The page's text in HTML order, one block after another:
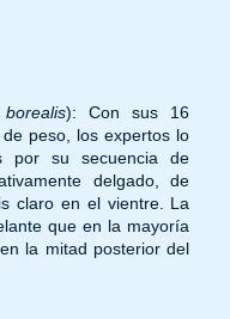
): Con sus 16
peso, los expertos lo
por su secuencia de
delgado, de
claro en el vientre. La
que en la mayoría
la mitad posterior del